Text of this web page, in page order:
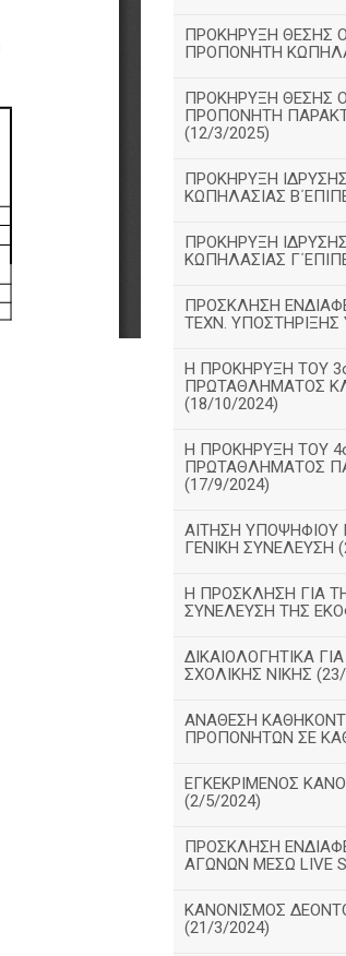
ΠΡΟΚΗΡΥΞΗ ΘΕΣΗΣ
ΠΡΟΠΟΝΗΤΗ
ΠΡΟΚΗΡΥΞΗ ΘΕΣΗΣ
ΠΡΟΠΟΝΗΤΗ
(12/3/2025)
ΠΡΟΚΗΡΥΞΗ
ΚΩΠΗΛΑΣΙΑΣ
ΠΡΟΚΗΡΥΞΗ
ΚΩΠΗΛΑΣΙΑΣ
ΠΡΟΣΚΛΗΣΗ
ΤΕΧΝ. ΥΠΟΣΤΗΡΙΞΗΣ
Η ΠΡΟΚΗΡΥΞΗ ΤΟΥ
ΠΡΩΤΑΘΛΗΜΑΤΟΣ
(18/10/2024)
Η ΠΡΟΚΗΡΥΞΗ ΤΟΥ
ΠΡΩΤΑΘΛΗΜΑΤΟΣ
(17/9/2024)
ΑΙΤΗΣΗ ΥΠΟΨΗΦΙΟΥ
ΓΕΝΙΚΗ ΣΥΝΕΛΕΥΣΗ
Η ΠΡΟΣΚΛΗΣΗ ΓΙΑ
ΣΥΝΕΛΕΥΣΗ ΤΗΣ
ΔΙΚΑΙΟΛΟΓΗΤΙΚΑ
ΣΧΟΛΙΚΗΣ ΝΙΚΗΣ
ΑΝΑΘΕΣΗ
ΠΡΟΠΟΝΗΤΩΝ ΣΕ
ΕΓΚΕΚΡΙΜΕΝΟΣ
(2/5/2024)
ΠΡΟΣΚΛΗΣΗ
ΑΓΩΝΩΝ ΜΕΣΩ LIVE
ΚΑΝΟΝΙΣΜΟΣ
(21/3/2024)